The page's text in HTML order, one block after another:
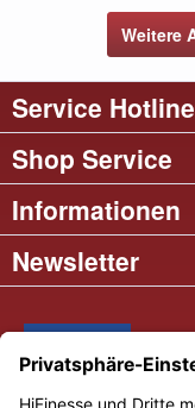
Weitere
Service Hotline
Shop Service
Informationen
Newsletter